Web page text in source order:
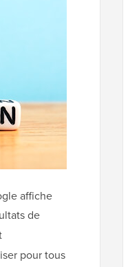
affiche
de
pour tous